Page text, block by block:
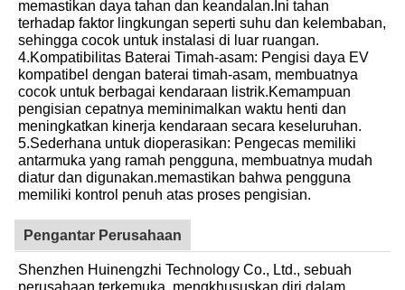
memastikan daya tahan dan keandalan.Ini tahan
terhadap faktor lingkungan seperti suhu dan kelembaban,
sehingga cocok untuk instalasi di luar ruangan.
4.Kompatibilitas Baterai Timah-asam: Pengisi daya EV
kompatibel dengan baterai timah-asam, membuatnya
cocok untuk berbagai kendaraan listrik.Kemampuan
pengisian cepatnya meminimalkan waktu henti dan
meningkatkan kinerja kendaraan secara keseluruhan.
5.Sederhana untuk dioperasikan: Pengecas memiliki
antarmuka yang ramah pengguna, membuatnya mudah
diatur dan digunakan.memastikan bahwa pengguna
memiliki kontrol penuh atas proses pengisian.
Pengantar Perusahaan
Shenzhen Huinengzhi Technology Co., Ltd., sebuah
perusahaan terkemuka, mengkhususkan diri dalam